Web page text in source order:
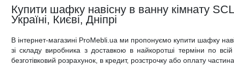
Купити шафку навісну в ванну кімнату
Україні, Києві, Дніпрі
В інтернет-магазині ProMebli.ua ми пропонуємо купити шафку
зі складу виробника з доставкою в найкоротші терміни по
безготівковий розрахунок, в кредит, розстрочку або оплату